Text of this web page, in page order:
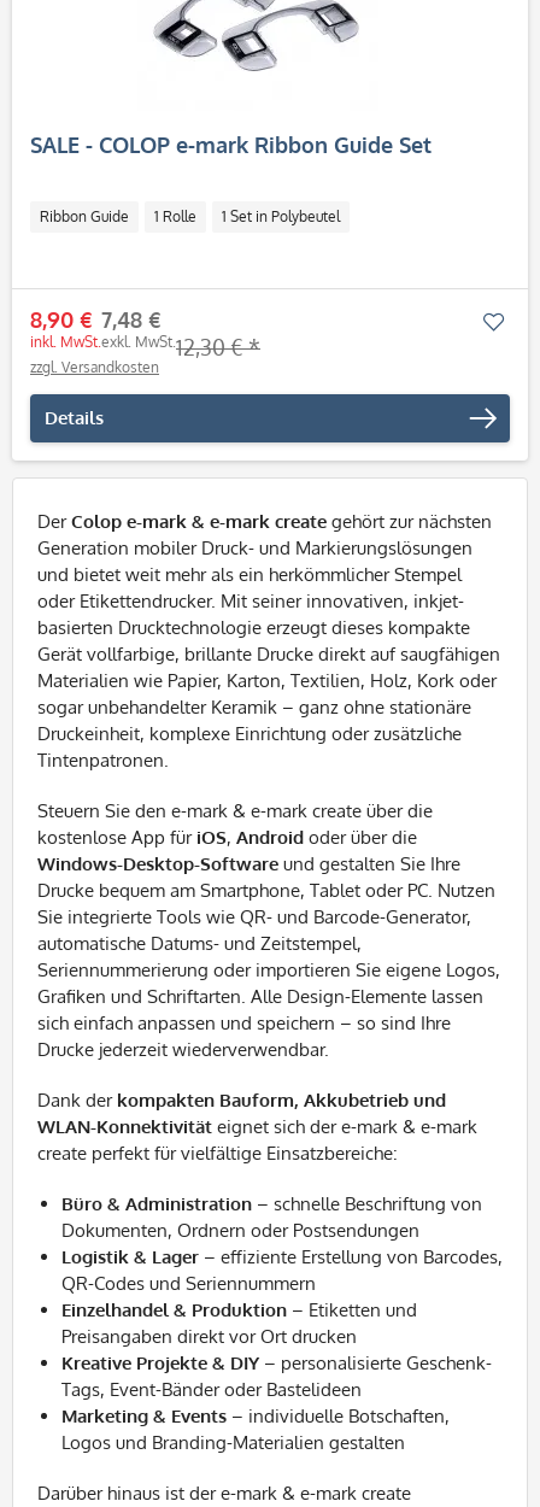
SALE - COLOP e-mark Ribbon Guide Set
Ribbon Guide 1 Rolle 1 Set in Polybeutel
8,90 €
inkl. MwSt.
7,48 €
exkl. MwSt.12,30 € *
zzgl. Versandkosten
Details
DerColop e-mark & e-mark create gehört zur nächsten
Generation mobiler Druck- und Markierungslösungen
und bietet weit mehr als ein herkömmlicher Stempel
oder Etikettendrucker. Mit seiner innovativen, inkjet-
basierten Drucktechnologie erzeugt dieses kompakte
Gerät vollfarbige, brillante Drucke direkt auf saugfähigen
Materialien wie Papier, Karton, Textilien, Holz, Kork oder
sogar unbehandelter Keramik – ganz ohne stationäre
Druckeinheit, komplexe Einrichtung oder zusätzliche
Tintenpatronen.
Steuern Sie den e-mark & e-mark create über die
kostenlose App für iOS, Android oder über die
Windows-Desktop-Software und gestalten Sie Ihre
Drucke bequem am Smartphone, Tablet oder PC. Nutzen
Sie integrierte Tools wie QR- und Barcode-Generator,
automatische Datums- und Zeitstempel,
Seriennummerierung oder importieren Sie eigene Logos,
Grafiken und Schriftarten. Alle Design-Elemente lassen
sich einfach anpassen und speichern – so sind Ihre
Drucke jederzeit wiederverwendbar.
Dank der kompakten Bauform, Akkubetrieb und
WLAN-Konnektivität eignet sich der e-mark & e-mark
create perfekt für vielfältige Einsatzbereiche:
Büro & Administration – schnelle Beschriftung von
Dokumenten, Ordnern oder Postsendungen
Logistik & Lager – effiziente Erstellung von Barcodes,
QR-Codes und Seriennummern
Einzelhandel & Produktion – Etiketten und
Preisangaben direkt vor Ort drucken
Kreative Projekte & DIY – personalisierte Geschenk-
Tags, Event-Bänder oder Bastelideen
Marketing & Events – individuelle Botschaften,
Logos und Branding-Materialien gestalten
Darüber hinaus ist der e-mark & e-mark create